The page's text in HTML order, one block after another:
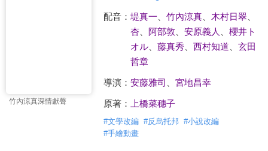
竹內涼真深情獻聲
配音： 堤真一 竹內涼真、 木村日翠、
杏、 阿部敦 安原義人
櫻井ト
オル、 藤真秀 西村知道
玄田
哲章
導演： 安藤雅司 宮地昌幸
原著： 上橋菜穗子
#文學改編 #反烏托邦 #小說改編
#手繪動畫